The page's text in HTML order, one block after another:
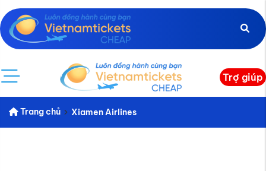
Trợ giúp
Trang chủ Xiamen Airlines